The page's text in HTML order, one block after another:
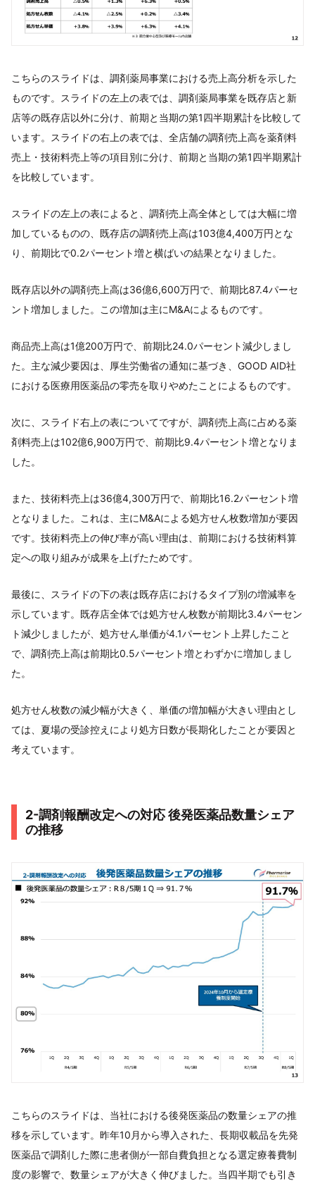
こちらのスライドは、調剤薬局事業における売上高分析を示した
ものです。スライドの左上の表では、調剤薬局事業を既存店と新
店等の既存店以外に分け、前期と当期の第1四半期累計を比較して
います。スライドの右上の表では、全店舗の調剤売上高を薬剤料
売上・技術料売上等の項目別に分け、前期と当期の第1四半期累計
を比較しています。
スライドの左上の表によると、調剤売上高全体としては大幅に増
加しているものの、既存店の調剤売上高は103億4,400万円とな
り、前期比で0.2パーセント増と横ばいの結果となりました。
既存店以外の調剤売上高は36億6,600万円で、前期比87.4パーセ
ント増加しました。この増加は主にM&Aによるものです。
商品売上高は1億200万円で、前期比24.0パーセント減少しまし
た。主な減少要因は、厚生労働省の通知に基づき、GOOD AID社
における医療用医薬品の零売を取りやめたことによるものです。
次に、スライド右上の表についてですが、調剤売上高に占める薬
剤料売上は102億6,900万円で、前期比9.4パーセント増となりま
した。
また、技術料売上は36億4,300万円で、前期比16.2パーセント増
となりました。これは、主にM&Aによる処方せん枚数増加が要因
です。技術料売上の伸び率が高い理由は、前期における技術料算
定への取り組みが成果を上げたためです。
最後に、スライドの下の表は既存店におけるタイプ別の増減率を
示しています。既存店全体では処方せん枚数が前期比3.4パーセン
ト減少しましたが、処方せん単価が4.1パーセント上昇したこと
で、調剤売上高は前期比0.5パーセント増とわずかに増加しまし
た。
処方せん枚数の減少幅が大きく、単価の増加幅が大きい理由とし
ては、夏場の受診控えにより処方日数が長期化したことが要因と
考えています。
2-調剤報酬改定への対応 後発医薬品数量シェア
の推移
こちらのスライドは、当社における後発医薬品の数量シェアの推
移を示しています。昨年10月から導入された、長期収載品を先発
医薬品で調剤した際に患者側が一部自費負担となる選定療養費制
度の影響で、数量シェアが大きく伸びました。当四半期でも引き